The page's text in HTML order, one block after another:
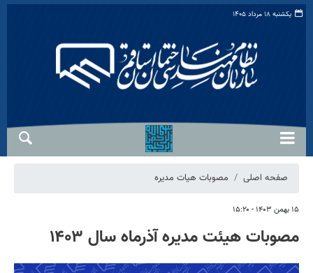
یکشنبه ۱۸ مرداد ۱۴۰۵
صفحه اصلی مصوبات هیات مدیره
۱۵ بهمن ۱۴۰۳ - ۱۵:۲۰
مصوبات هیئت مدیره آذرماه سال ۱۴۰۳